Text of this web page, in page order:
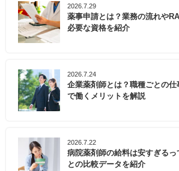
2026.7.29
薬事申請とは？業務の流れや
必要な資格を紹介
2026.7.24
企業薬剤師とは？職種ごとの
で働くメリットを解説
2026.7.22
病院薬剤師の給料は安すぎる
との比較データを紹介